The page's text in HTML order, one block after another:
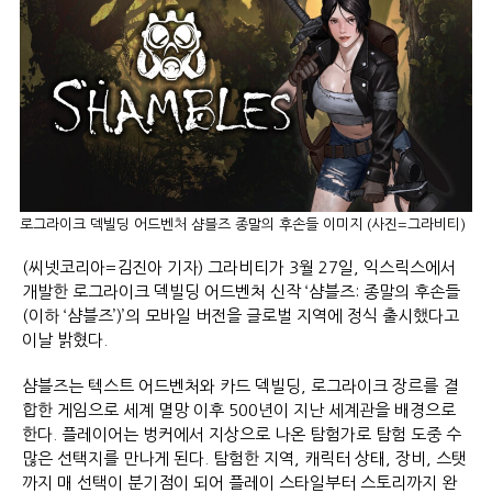
로그라이크 덱빌딩 어드벤처 샴블즈 종말의 후손들 이미지 (사진=그라비티)
(씨넷코리아=김진아 기자) 그라비티가 3월 27일, 익스릭스에서
개발한 로그라이크 덱빌딩 어드벤처 신작 ‘샴블즈: 종말의 후손들
(이하 ‘샴블즈’)’의 모바일 버전을 글로벌 지역에 정식 출시했다고
이날 밝혔다.
샴블즈는 텍스트 어드벤처와 카드 덱빌딩, 로그라이크 장르를 결
합한 게임으로 세계 멸망 이후 500년이 지난 세계관을 배경으로
한다. 플레이어는 벙커에서 지상으로 나온 탐험가로 탐험 도중 수
많은 선택지를 만나게 된다. 탐험한 지역, 캐릭터 상태, 장비, 스탯
까지 매 선택이 분기점이 되어 플레이 스타일부터 스토리까지 완